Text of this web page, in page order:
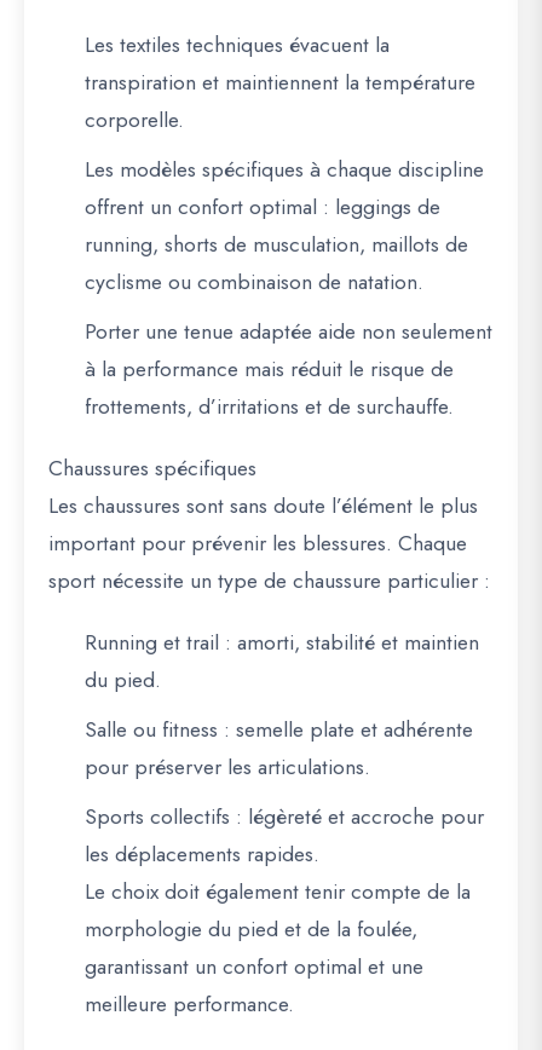
Les textiles techniques évacuent la
transpiration et maintiennent la température
corporelle.
Les modèles spécifiques à chaque discipline
offrent un confort optimal : leggings de
running, shorts de musculation, maillots de
cyclisme ou combinaison de natation.
Porter une tenue adaptée aide non seulement
à la performance mais réduit le risque de
frottements, d’irritations et de surchauffe.
Chaussures spécifiques
Les chaussures sont sans doute l’élément le plus
important pour prévenir les blessures. Chaque
sport nécessite un type de chaussure particulier :
Running et trail : amorti, stabilité et maintien
du pied.
Salle ou fitness : semelle plate et adhérente
pour préserver les articulations.
Sports collectifs : légèreté et accroche pour
les déplacements rapides.
Le choix doit également tenir compte de la
morphologie du pied et de la foulée,
garantissant un confort optimal et une
meilleure performance.